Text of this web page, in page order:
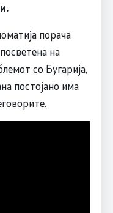
порача
на
со Бугарија,
постојано има